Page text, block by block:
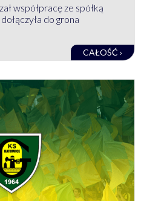
współpracę ze spółką
do grona
CAŁOŚĆ ›